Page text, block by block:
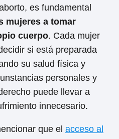
es fundamental
mujeres a tomar
cuerpo. Cada mujer
si está preparada
su salud física y
personales y
puede llevar a
innecesario.
que el acceso al